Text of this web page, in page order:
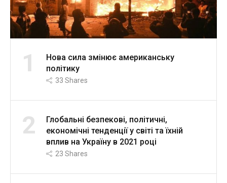
1
Нова сила змінює американську
політику
33 Shares
2
Глобальні безпекові, політичні,
економічні тенденції у світі та їхній
вплив на Україну в 2021 році
23 Shares